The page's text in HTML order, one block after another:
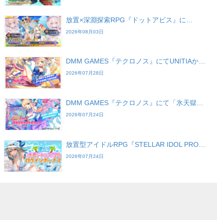
放置×深淵探索RPG『ドットアビス』に…
2026年08月03日
DMM GAMES『テクロノス』にてUNITIAか…
2026年07月28日
DMM GAMES『テクロノス』にて「氷天獄…
2026年07月24日
放置型アイドルRPG『STELLAR IDOL PRO…
2026年07月24日